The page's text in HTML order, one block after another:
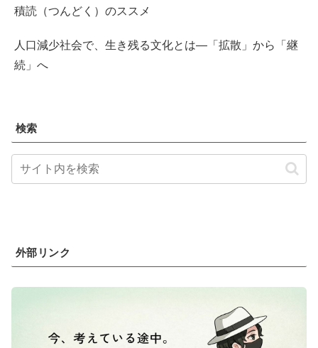
積読（つんどく）のススメ
人口減少社会で、生き残る文化とは―「拡散」から「継
続」へ
検索
外部リンク